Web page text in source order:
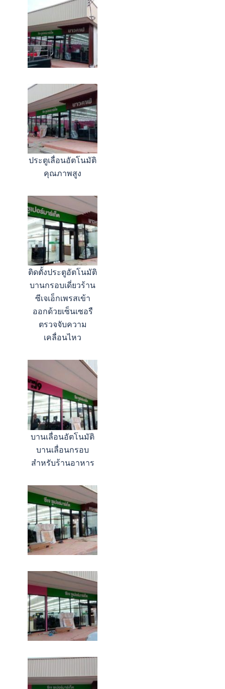
ประตูเลื่อนอัตโนมัติ
คุณภาพสูง
ติดตั้งประตูอัตโนมัติ
บานกรอบเดี่ยวร้าน
ซีเจเอ็กเพรสเข้า
ออกด้วยเซ็นเซอรื
ตรวจจับความ
เคลื่อนไหว
บานเลื่อนอัตโนมัติ
บานเลื่อนกรอบ
สำหรับร้านอาหาร